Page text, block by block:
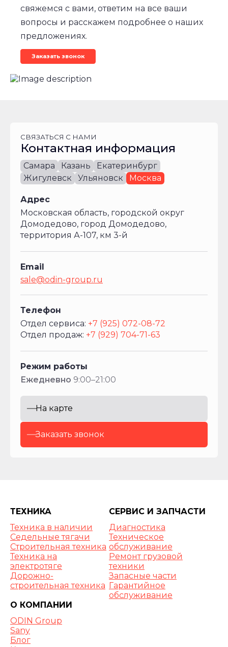
6х4
Снаряженная
масса
автомобиля,
кг
17100
Технически
допустимая
масса
автомобиля
(по
ОТТС),
кг
33000
33000
Колесная
база,
800+1400
3
800+1
Габаритные
(ДхШхВ),
мм
8
540х2
540х3
665
8
540х2
540х3
свяжемся с вами, ответим на все ваши
вопросы и расскажем подробнее о наших
предложениях.
Заказать звонок
СВЯЗАТЬСЯ С НАМИ
Контактная информация
Самара Казань
Екатеринбург
Жигулевск
Ульяновск Москва
Адрес
Московская область, городской округ
Домодедово, город Домодедово,
территория А-107, км 3-й
Email
sale@odin-group.ru
Телефон
Отдел сервиса: +7 (925) 072-08-72
Отдел продаж: +7 (929) 704-71-63
Режим работы
Ежедневно 9:00–21:00
На карте
Заказать звонок
ТЕХНИКА
Техника в наличии
Седельные тягачи
Строительная техника
Техника на
электротяге
Дорожно-
строительная техника
СЕРВИС И ЗАПЧАСТИ
Диагностика
Техническое
обслуживание
Ремонт грузовой
техники
Запасные части
Гарантийное
обслуживание
О КОМПАНИИ
ODIN Group
Sany
Блог